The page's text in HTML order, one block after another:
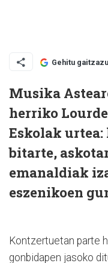
Gehitu
Musika
herriko
Eskolak
bitarte,
emanaldiak
eszenikoen
Kontzertuetan parte
gonbidapen jasoko